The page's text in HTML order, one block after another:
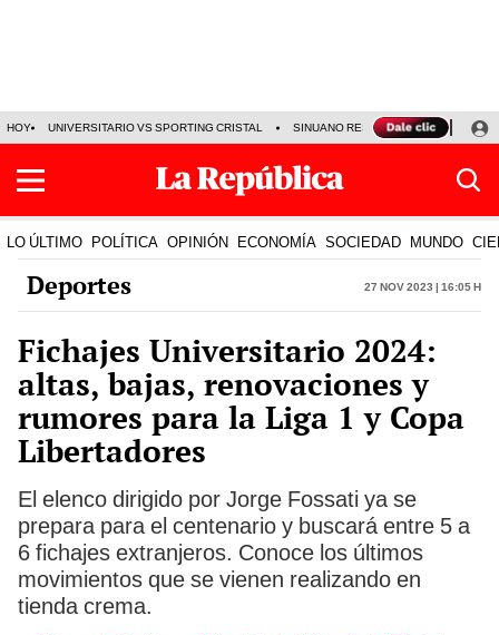
HOY UNIVERSITARIO VS SPORTING CRISTAL SINUANO RESULTADOS HOY
LO ÚLTIMO POLÍTICA OPINIÓN ECONOMÍA SOCIEDAD MUNDO
Deportes 27 Nov 2023 | 16:05 h
Fichajes Universitario 2024:
altas, bajas, renovaciones y
rumores para la Liga 1 y Copa
Libertadores
El elenco dirigido por Jorge Fossati ya se
prepara para el centenario y buscará entre 5 a
6 fichajes extranjeros. Conoce los últimos
movimientos que se vienen realizando en
tienda crema.